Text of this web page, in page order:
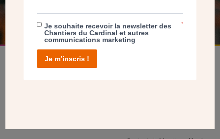
FAIRE UN DON
Je souhaite recevoir la newsletter des
Chantiers du Cardinal et autres
communications marketing
*
Je m’inscris !